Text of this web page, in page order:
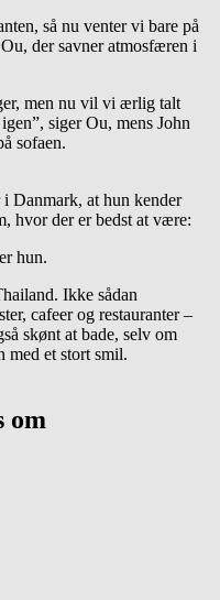
så nu venter vi bare på
der savner atmosfæren i
men nu vil vi ærlig talt
siger Ou, mens John
sofaen.
Danmark, at hun kender
hvor der er bedst at være:
hun.
Ikke sådan
cafeer og restauranter –
skønt at bade, selv om
med et stort smil.
om